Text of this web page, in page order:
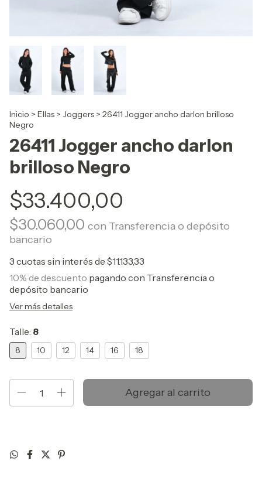
Inicio > Ellas > Joggers > 26411 Jogger ancho darlon brilloso
Negro
26411 Jogger ancho darlon
brilloso Negro
$33.400,00
$30.060,00 con Transferencia o depósito
bancario
3 cuotas sin interés de $11.133,33
10% de descuento pagando con Transferencia o
depósito bancario
Ver más detalles
Talle: 8
8 10 12 14 16 18